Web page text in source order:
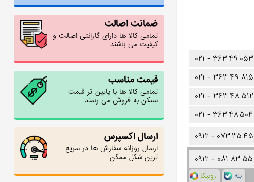
ضمانت اصالت
تمامی کالا ها دارای گارانتی اصالت و
کیفیت می باشند
قیمت مناسب
تمامی کالا ها با پایین تر قیمت
ممکن به فروش می رسند
ارسال اکسپرس
ارسال روزانه سفارش ها در سریع
ترین شکل ممکن
۰۲۱ - ۳۶۳۴۹ ۰۵۳
۰۲۱ - ۳۶۳ ۴۹ ۸۱۵
۰۲۱ - ۳۶۳ ۴۸ ۵۱۲
۰۲۱ - ۳۶۳۴۸۵۰۴
۰۹۱۲ - ۰۷۳۳۵ ۴۵
۰۹۱۲ - ۰۸۱ ۸۳ ۵۵
روبیکا بله